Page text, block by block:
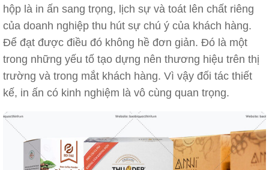
hộp là in ấn sang trọng, lịch sự và toát lên chất riêng
của doanh nghiệp thu hút sự chú ý của khách hàng.
Để đạt được điều đó không hề đơn giản. Đó là một
trong những yếu tố tạo dựng nên thương hiệu trên thị
trường và trong mắt khách hàng. Vì vậy đối tác thiết
kế, in ấn có kinh nghiệm là vô cùng quan trọng.